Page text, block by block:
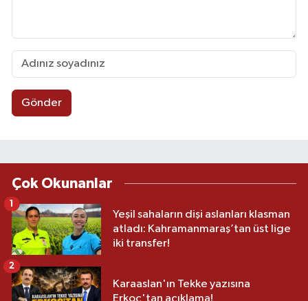
Gönder
Çok Okunanlar
Yeşil sahaların dişi aslanları klasman
atladı: Kahramanmaraş’tan üst lige
iki transfer!
1
Karaaslan'ın Tekke yazısına
Erkoç'tan açıklama!
2